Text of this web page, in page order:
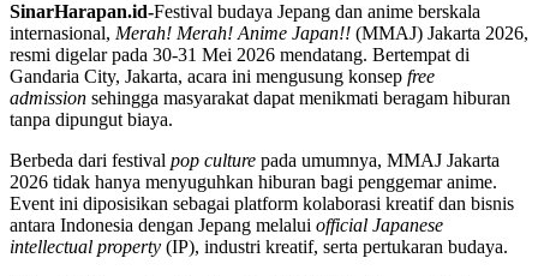
SinarHarapan.id-Festival budaya Jepang dan anime berskala
internasional, Merah! Merah! Anime Japan!! (MMAJ) Jakarta 2026,
resmi digelar pada 30-31 Mei 2026 mendatang. Bertempat di
Gandaria City, Jakarta, acara ini mengusung konsep free
admission sehingga masyarakat dapat menikmati beragam hiburan
tanpa dipungut biaya.
Berbeda dari festival pop culture pada umumnya, MMAJ Jakarta
2026 tidak hanya menyuguhkan hiburan bagi penggemar anime.
Event ini diposisikan sebagai platform kolaborasi kreatif dan bisnis
antara Indonesia dengan Jepang melalui official Japanese
intellectual property (IP), industri kreatif, serta pertukaran budaya.